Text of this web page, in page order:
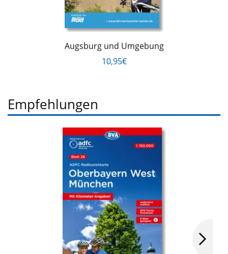
Augsburg und Umgebung
10,95€
Empfehlungen